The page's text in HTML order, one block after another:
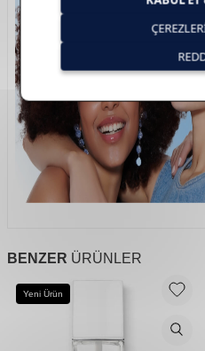
BENZER ÜRÜNLER
Yeni Ürün